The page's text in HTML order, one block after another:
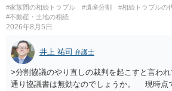
があり出席できない）との記載で十分です。
はないので、ｍｉｎｔｓでの提出の必要は無
限までに届けばよい）で十分です。 詳細は、
にお問い合わせください。 以上、ご参考まで。
#家族間の相続トラブル #遺産分割
#相続トラブルの
#不動産・土地の相続
2026年8月5日
井上 祐司 弁護士
>分割協議のやり直しの裁判を起こすと言わ
通り協議書は無効なのでしょうか。 現時点